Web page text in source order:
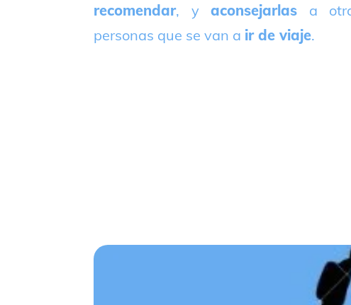
recomendar, y aconsejarlas a
personas que se van a ir de viaje.